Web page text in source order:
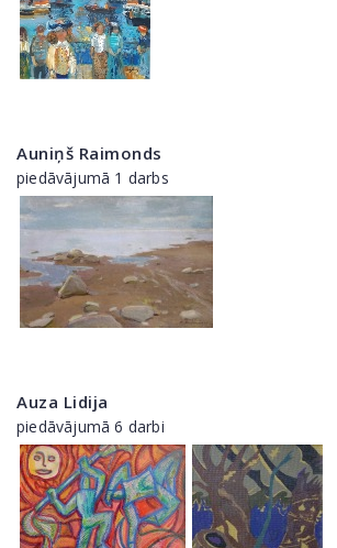
Auniņš Raimonds
piedāvājumā 1 darbs
Auza Lidija
piedāvājumā 6 darbi